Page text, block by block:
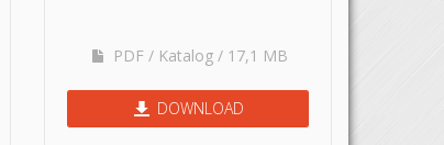
PDF / Katalog / 17,1 MB
DOWNLOAD